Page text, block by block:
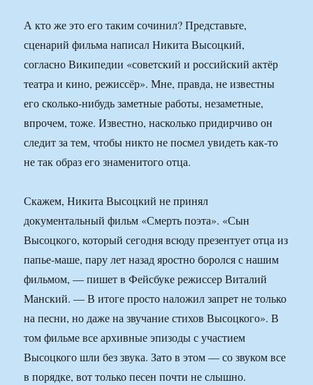
А кто же это его таким сочинил? Представьте,
сценарий фильма написал Никита Высоцкий,
согласно Википедии «советский и российский актёр
театра и кино, режиссёр». Мне, правда, не известны
его сколько-нибудь заметные работы, незаметные,
впрочем, тоже. Известно, насколько придирчиво он
следит за тем, чтобы никто не посмел увидеть как-то
не так образ его знаменитого отца.
Скажем, Никита Высоцкий не принял
документальный фильм «Смерть поэта». «Сын
Высоцкого, который сегодня всюду презентует отца из
папье-маше, пару лет назад яростно боролся с нашим
фильмом, — пишет в Фейсбуке режиссер Виталий
Манский. — В итоге просто наложил запрет не только
на песни, но даже на звучание стихов Высоцкого». В
том фильме все архивные эпизоды с участием
Высоцкого шли без звука. Зато в этом — со звуком все
в порядке, вот только песен почти не слышно.